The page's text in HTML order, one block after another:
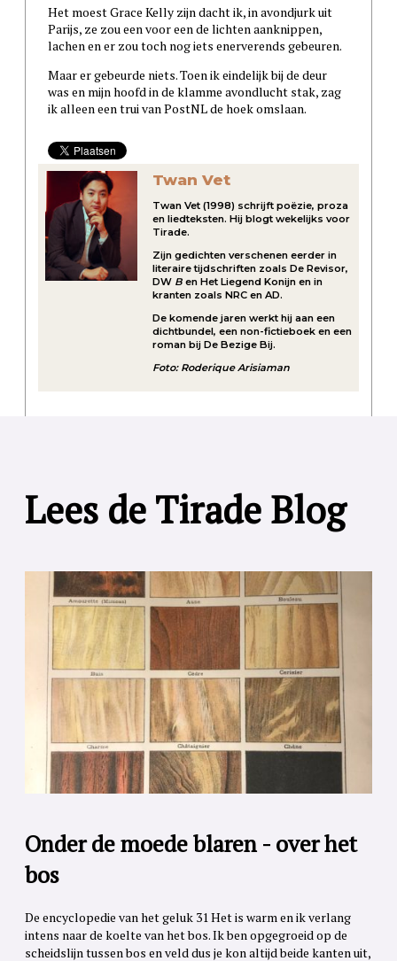
Het moest Grace Kelly zijn dacht ik, in avondjurk uit
Parijs, ze zou een voor een de lichten aanknippen,
lachen en er zou toch nog iets enerverends gebeuren.
Maar er gebeurde niets. Toen ik eindelijk bij de deur
was en mijn hoofd in de klamme avondlucht stak, zag
ik alleen een trui van PostNL de hoek omslaan.
Twan Vet
Twan Vet (1998) schrijft poëzie, proza
en liedteksten. Hij blogt wekelijks voor
Tirade.
Zijn gedichten verschenen eerder in
literaire tijdschriften zoals De Revisor,
DW Ben Het Liegend Konijn en in
kranten zoals NRC en AD.
De komende jaren werkt hij aan een
dichtbundel, een non-fictieboek en een
roman bij De Bezige Bij.
Foto: Roderique Arisiaman
Lees de Tirade Blog
Onder de moede blaren - over het
bos
De encyclopedie van het geluk 31 Het is warm en ik verlang
intens naar de koelte van het bos. Ik ben opgegroeid op de
scheidslijn tussen bos en veld dus je kon altijd beide kanten uit,